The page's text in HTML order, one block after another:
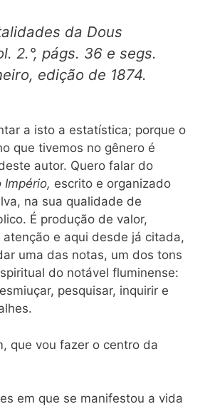
da Dous
2.°, págs. 36 e segs.
edição de 1874.
a isto a estatística; porque o
que tivemos no gênero é
autor. Quero falar do
Império, escrito e organizado
na sua qualidade de
É produção de valor,
e aqui desde já citada,
uma das notas, um dos tons
do notável fluminense:
pesquisar, inquirir e
que vou fazer o centro da
em que se manifestou a vida